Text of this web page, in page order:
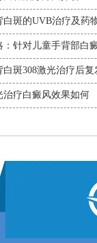
白斑的UVB治疗及药
：针对儿童手背部白
白斑308激光治疗后
治疗白癜风效果如何